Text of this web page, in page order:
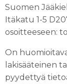
Suomen
Itäkatu 1-5
osoitteeseen:
On
lakisääteinen
pyydettyä